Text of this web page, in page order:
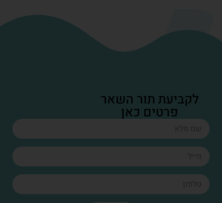
לקביעת תור השאר
פרטים כאן